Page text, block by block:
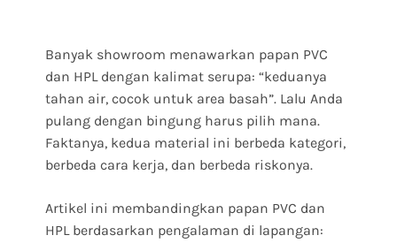
Banyak showroom menawarkan papan PVC
dan HPL dengan kalimat serupa: “keduanya
tahan air, cocok untuk area basah”. Lalu Anda
pulang dengan bingung harus pilih mana.
Faktanya, kedua material ini berbeda kategori,
berbeda cara kerja, dan berbeda riskonya.
Artikel ini membandingkan papan PVC dan
HPL berdasarkan pengalaman di lapangan: